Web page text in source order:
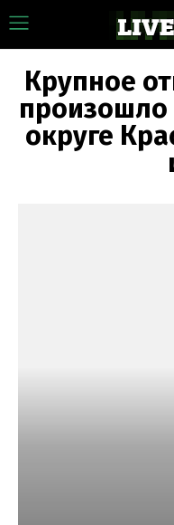
Крупное
произошло
округе